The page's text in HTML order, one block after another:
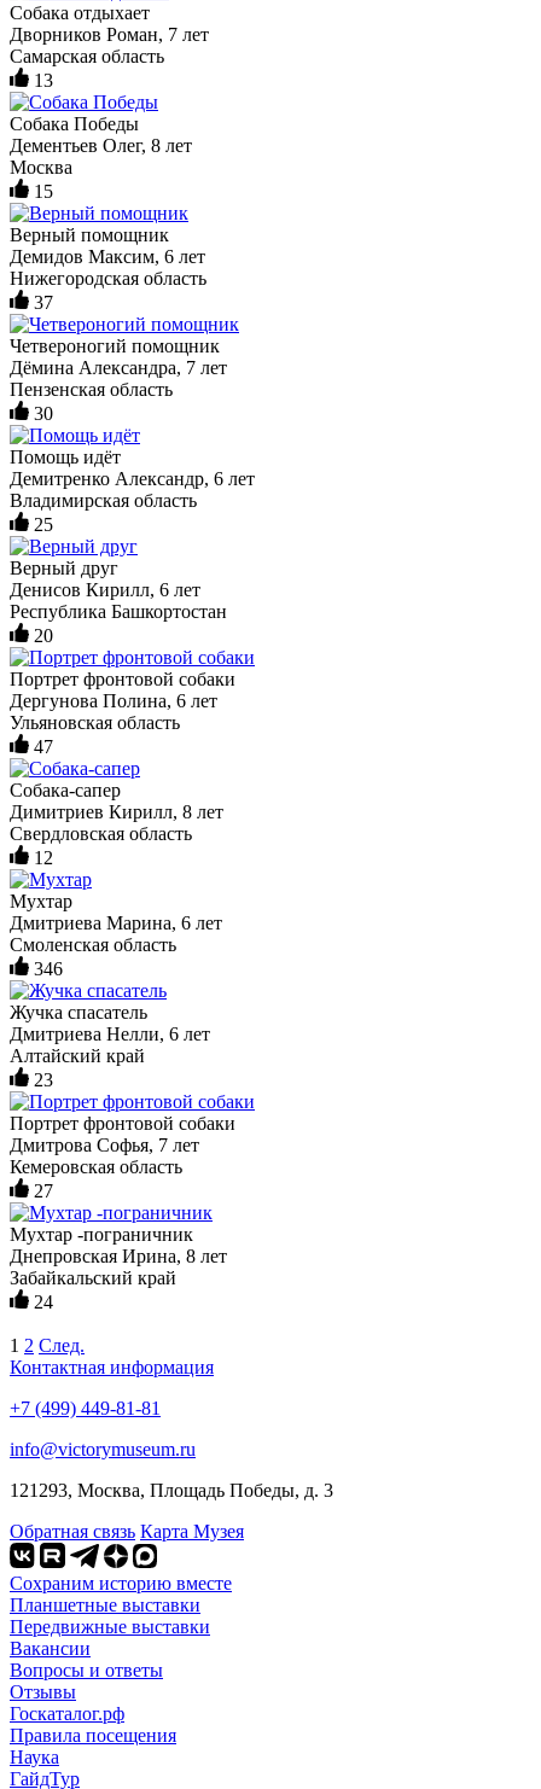
Собака отдыхает
Дворников Роман, 7 лет
Самарская область
13
Собака Победы
Дементьев Олег, 8 лет
Москва
15
Верный помощник
Демидов Максим, 6 лет
Нижегородская область
37
Четвероногий помощник
Дёмина Александра, 7 лет
Пензенская область
30
Помощь идёт
Демитренко Александр, 6 лет
Владимирская область
25
Верный друг
Денисов Кирилл, 6 лет
Республика Башкортостан
20
Портрет фронтовой собаки
Дергунова Полина, 6 лет
Ульяновская область
47
Собака-сапер
Димитриев Кирилл, 8 лет
Свердловская область
12
Мухтар
Дмитриева Марина, 6 лет
Смоленская область
346
Жучка спасатель
Дмитриева Нелли, 6 лет
Алтайский край
23
Портрет фронтовой собаки
Дмитрова Софья, 7 лет
Кемеровская область
27
Мухтар -пограничник
Днепровская Ирина, 8 лет
Забайкальский край
24
1 2 След.
Контактная информация
+7 (499) 449-81-81
info@victorymuseum.ru
121293, Москва, Площадь Победы, д. 3
Обратная связь Карта Музея
Сохраним историю вместе
Планшетные выставки
Передвижные выставки
Вакансии
Вопросы и ответы
Отзывы
Госкаталог.рф
Правила посещения
Наука
ГайдТур